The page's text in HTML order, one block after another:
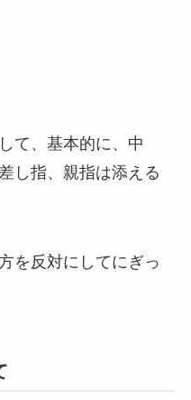
て、基本的に、中
し指、親指は添える
を反対にしてにぎっ